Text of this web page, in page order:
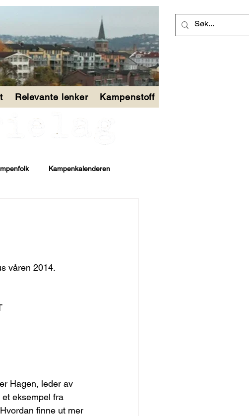
Relevante lenker Kampenstoff
Kampenkalenderen
våren 2014.
Hagen, leder av
eksempel fra
finne ut mer